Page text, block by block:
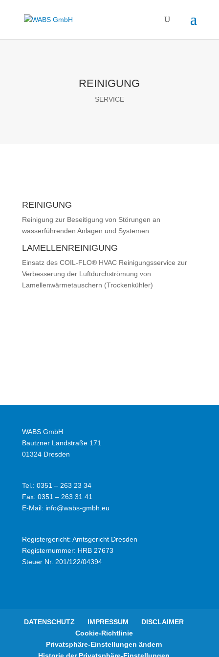
REINIGUNG
SERVICE
REINIGUNG
Reinigung zur Beseitigung von Störungen an
wasserführenden Anlagen und Systemen
LAMELLENREINIGUNG
Einsatz des COIL-FLO® HVAC Reinigungsservice zur
Verbesserung der Luftdurchströmung von
Lamellenwärmetauschern (Trockenkühler)
WABS GmbH
Bautzner Landstraße 171
01324 Dresden
Tel.: 0351 – 263 23 34
Fax: 0351 – 263 31 41
E-Mail: info@wabs-gmbh.eu
Registergericht: Amtsgericht Dresden
Registernummer: HRB 27673
Steuer Nr. 201/122/04394
DATENSCHUTZ IMPRESSUM
DISCLAIMER
Cookie-Richtlinie
Privatsphäre-Einstellungen ändern
Historie der Privatsphäre-Einstellungen